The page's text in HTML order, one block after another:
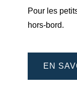
Pour les
hors-bord.
EN